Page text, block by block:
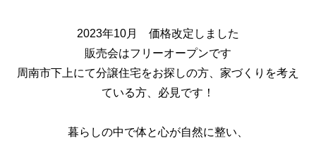
2023年10月 価格改定しました
販売会はフリーオープンです
周南市下上にて分譲住宅をお探しの方、家づくりを考え
ている方、必見です！
暮らしの中で体と心が自然に整い、